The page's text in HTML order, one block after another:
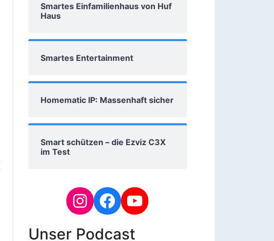
Smartes Einfamilienhaus von Huf
Haus
Smartes Entertainment
Homematic IP: Massenhaft sicher
Smart schützen – die Ezviz C3X
im Test
Unser Podcast